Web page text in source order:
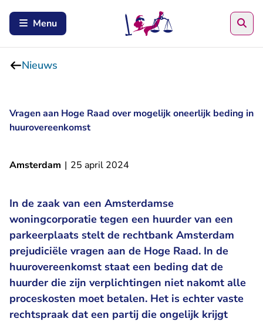
Menu
Nieuws
Vragen aan Hoge Raad over mogelijk oneerlijk beding in
huurovereenkomst
Amsterdam | 25 april 2024
In de zaak van een Amsterdamse
woningcorporatie tegen een huurder van een
parkeerplaats stelt de rechtbank Amsterdam
prejudiciële vragen aan de Hoge Raad. In de
huurovereenkomst staat een beding dat de
huurder die zijn verplichtingen niet nakomt alle
proceskosten moet betalen. Het is echter vaste
rechtspraak dat een partij die ongelijk krijgt